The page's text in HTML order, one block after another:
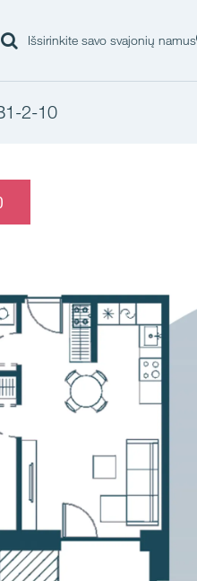
Išsirinkite savo svajonių namus
2-10